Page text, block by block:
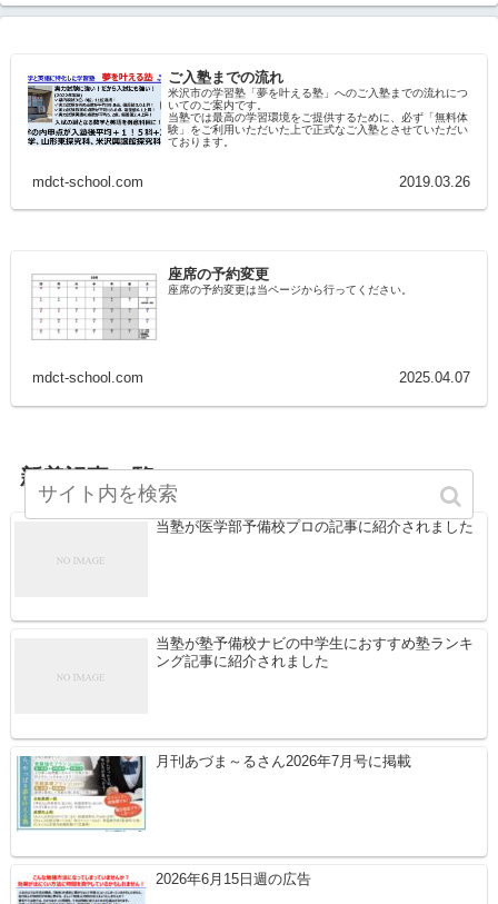
ご入塾までの流れ
米沢市の学習塾「夢を叶える塾」へのご入塾までの流れにつ
いてのご案内です。
当塾では最高の学習環境をご提供するために、必ず「無料体
験」をご利用いただいた上で正式なご入塾とさせていただい
ております。
mdct-school.com 2019.03.26
座席の予約変更
座席の予約変更は当ページから行ってください。
mdct-school.com 2025.04.07
新着記事一覧
当塾が医学部予備校プロの記事に紹介されました
当塾が塾予備校ナビの中学生におすすめ塾ランキ
ング記事に紹介されました
月刊あづま～るさん2026年7月号に掲載
2026年6月15日週の広告